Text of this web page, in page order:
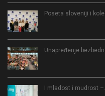
Poseta sloveniji i
Unapređenje
I mladost i mudrost